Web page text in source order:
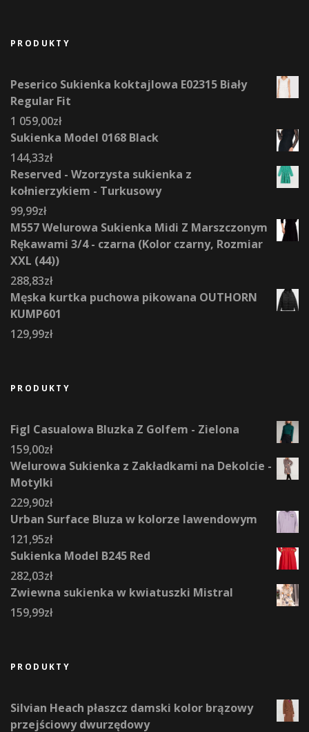
PRODUKTY
Peserico Sukienka koktajlowa E02315 Biały
Regular Fit
1 059,00zł
Sukienka Model 0168 Black
144,33zł
Reserved - Wzorzysta sukienka z
kołnierzykiem - Turkusowy
99,99zł
M557 Welurowa Sukienka Midi Z Marszczonym
Rękawami 3/4 - czarna (Kolor czarny, Rozmiar
XXL (44))
288,83zł
Męska kurtka puchowa pikowana OUTHORN
KUMP601
129,99zł
PRODUKTY
Figl Casualowa Bluzka Z Golfem - Zielona
159,00zł
Welurowa Sukienka z Zakładkami na Dekolcie -
Motylki
229,90zł
Urban Surface Bluza w kolorze lawendowym
121,95zł
Sukienka Model B245 Red
282,03zł
Zwiewna sukienka w kwiatuszki Mistral
159,99zł
PRODUKTY
Silvian Heach płaszcz damski kolor brązowy
przejściowy dwurzędowy